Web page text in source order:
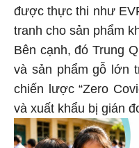
được thực thi như
tranh cho sản phẩm
Bên cạnh, đó Trung
và sản phẩm gỗ lớn
chiến lược “Zero
và xuất khẩu bị gián